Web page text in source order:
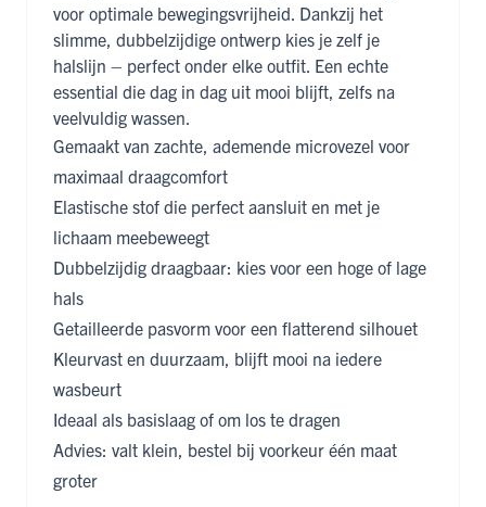
voor optimale bewegingsvrijheid. Dankzij het
slimme, dubbelzijdige ontwerp kies je zelf je
halslijn – perfect onder elke outfit. Een echte
essential die dag in dag uit mooi blijft, zelfs na
veelvuldig wassen.
Gemaakt van zachte, ademende microvezel voor
maximaal draagcomfort
Elastische stof die perfect aansluit en met je
lichaam meebeweegt
Dubbelzijdig draagbaar: kies voor een hoge of lage
hals
Getailleerde pasvorm voor een flatterend silhouet
Kleurvast en duurzaam, blijft mooi na iedere
wasbeurt
Ideaal als basislaag of om los te dragen
Advies: valt klein, bestel bij voorkeur één maat
groter